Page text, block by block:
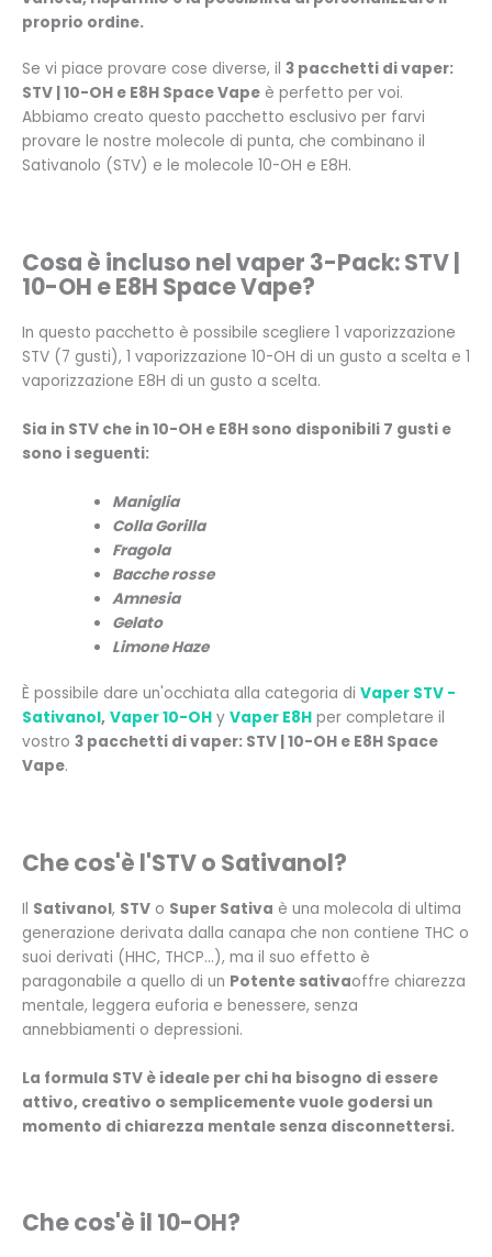
proprio ordine.
Se vi piace provare cose diverse, il 3 pacchetti di vaper:
STV | 10-OH e E8H Space Vape è perfetto per voi.
Abbiamo creato questo pacchetto esclusivo per farvi
provare le nostre molecole di punta, che combinano il
Sativanolo (STV) e le molecole 10-OH e E8H.
Cosa è incluso nel vaper 3-Pack: STV |
10-OH e E8H Space Vape?
In questo pacchetto è possibile scegliere 1 vaporizzazione
STV (7 gusti), 1 vaporizzazione 10-OH di un gusto a scelta e 1
vaporizzazione E8H di un gusto a scelta.
Sia in STV che in 10-OH e E8H sono disponibili 7 gusti e
sono i seguenti:
Maniglia
Colla Gorilla
Fragola
Bacche rosse
Amnesia
Gelato
Limone Haze
È possibile dare un'occhiata alla categoria di Vaper STV -
Sativanol, Vaper 10-OH y Vaper E8H per completare il
vostro 3 pacchetti di vaper: STV | 10-OH e E8H Space
Vape.
Che cos'è l'STV o Sativanol?
Il Sativanol, STV o Super Sativa è una molecola di ultima
generazione derivata dalla canapa che non contiene THC o
suoi derivati (HHC, THCP...), ma il suo effetto è
paragonabile a quello di un Potente sativaoffre chiarezza
mentale, leggera euforia e benessere, senza
annebbiamenti o depressioni.
La formula STV è ideale per chi ha bisogno di essere
attivo, creativo o semplicemente vuole godersi un
momento di chiarezza mentale senza disconnettersi.
Che cos'è il 10-OH?